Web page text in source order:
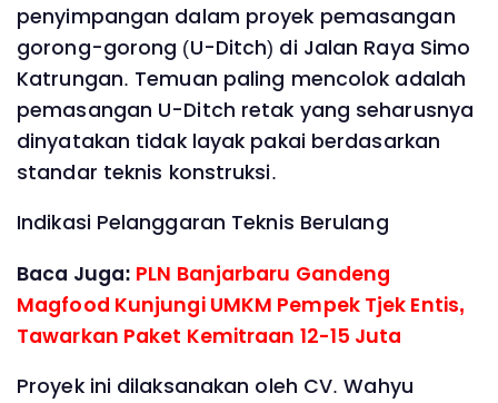
penyimpangan dalam proyek pemasangan
gorong-gorong (U-Ditch) di Jalan Raya Simo
Katrungan. Temuan paling mencolok adalah
pemasangan U-Ditch retak yang seharusnya
dinyatakan tidak layak pakai berdasarkan
standar teknis konstruksi.
Indikasi Pelanggaran Teknis Berulang
Baca Juga: PLN Banjarbaru Gandeng
Magfood Kunjungi UMKM Pempek Tjek Entis,
Tawarkan Paket Kemitraan 12-15 Juta
Proyek ini dilaksanakan oleh CV. Wahyu